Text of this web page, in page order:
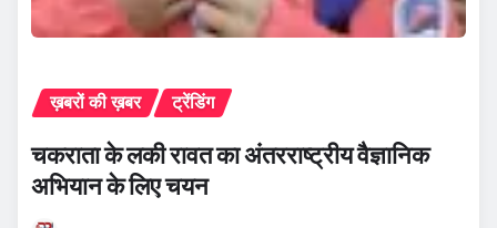
ख़बरों की ख़बर ट्रेंडिंग
चकराता के लकी रावत का अंतरराष्ट्रीय वैज्ञानिक
अभियान के लिए चयन